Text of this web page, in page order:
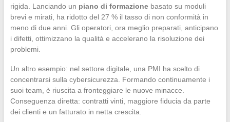
rigida. Lanciando un piano di formazionebasato su moduli
brevi e mirati, ha ridotto del 27 % il tasso di non conformità in
meno di due anni. Gli operatori, ora meglio preparati, anticipano
i difetti, ottimizzano la qualità e accelerano la risoluzione dei
problemi.
Un altro esempio: nel settore digitale, una PMI ha scelto di
concentrarsi sulla cybersicurezza. Formando continuamente i
suoi team, è riuscita a fronteggiare le nuove minacce.
Conseguenza diretta: contratti vinti, maggiore fiducia da parte
dei clienti e un fatturato in netta crescita.